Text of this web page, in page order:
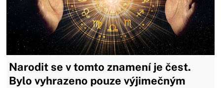
Narodit se v tomto znamení je čest.
Bylo vyhrazeno pouze výjimečným